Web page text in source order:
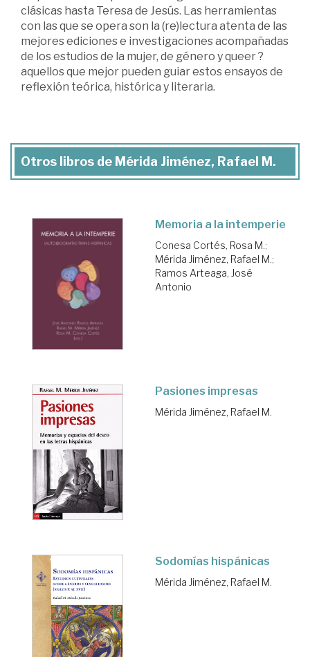
clásicas hasta Teresa de Jesús. Las herramientas
con las que se opera son la (re)lectura atenta de las
mejores ediciones e investigaciones acompañadas
de los estudios de la mujer, de género y queer ?
aquellos que mejor pueden guiar estos ensayos de
reflexión teórica, histórica y literaria.
Otros libros de Mérida Jiménez, Rafael M.
Memoria a la intemperie
Conesa Cortés, Rosa M.;
Mérida Jiménez, Rafael M.;
Ramos Arteaga, José
Antonio
Pasiones impresas
Mérida Jiménez, Rafael M.
Sodomías hispánicas
Mérida Jiménez, Rafael M.